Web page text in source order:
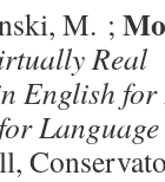
M. ;
Real
English